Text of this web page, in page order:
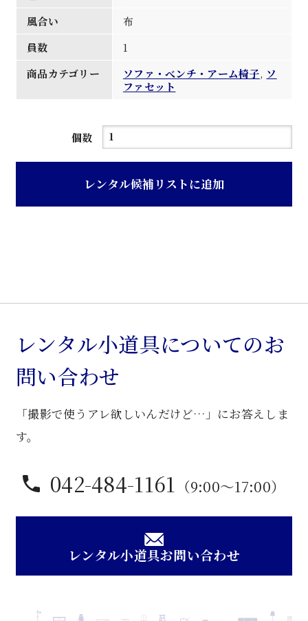
風合い
布
員数
1
商品カテゴリー
ソファ・べンチ・アーム椅子, ソ
ファセット
個数
グ
モ
け
ソ
フ
個
レンタル候補リストに追加
レンタル小道具についてのお
問い合わせ
「撮影で使うアレ欲しいんだけど…」にお答えしま
す。
042-484-1161 （9:00〜17:00）
レンタル小道具お問い合わせ